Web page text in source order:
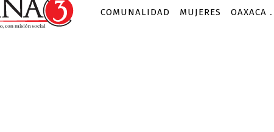
COMUNALIDAD MUJERES OAXACA